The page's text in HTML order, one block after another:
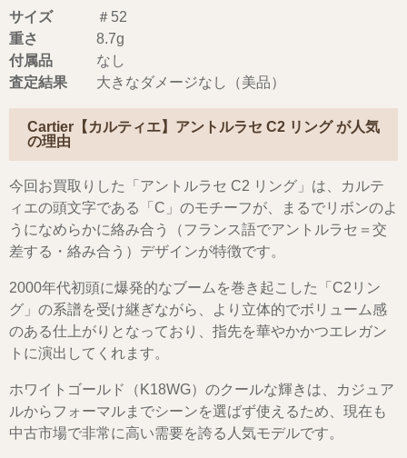
サイズ
＃52
重さ
8.7g
付属品
なし
査定結果
大きなダメージなし（美品）
Cartier【カルティエ】アントルラセ C2 リング が人気
の理由
今回お買取りした「アントルラセ C2 リング」は、カルテ
ィエの頭文字である「C」のモチーフが、まるでリボンのよ
うになめらかに絡み合う（フランス語でアントルラセ＝交
差する・絡み合う）デザインが特徴です。
2000年代初頭に爆発的なブームを巻き起こした「C2リン
グ」の系譜を受け継ぎながら、より立体的でボリューム感
のある仕上がりとなっており、指先を華やかかつエレガン
トに演出してくれます。
ホワイトゴールド（K18WG）のクールな輝きは、カジュア
ルからフォーマルまでシーンを選ばず使えるため、現在も
中古市場で非常に高い需要を誇る人気モデルです。